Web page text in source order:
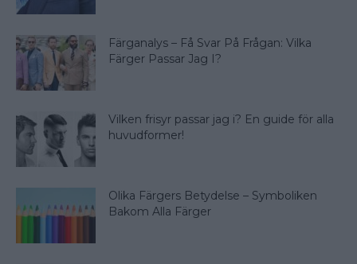
Färganalys – Få Svar På Frågan: Vilka
Färger Passar Jag I?
Vilken frisyr passar jag i? En guide för alla
huvudformer!
Olika Färgers Betydelse – Symboliken
Bakom Alla Färger